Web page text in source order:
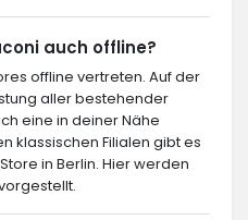
auch offline?
offline vertreten. Auf der
aller bestehender
eine in deiner Nähe
klassischen Filialen gibt es
in Berlin. Hier werden